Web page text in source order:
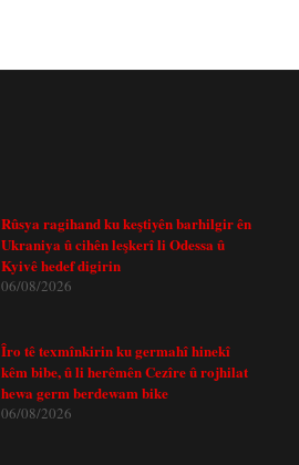
Rûsya ragihand ku keştiyên barhilgir ên
Ukraniya û cihên leşkerî li Odessa û
Kyivê hedef digirin
06/08/2026
Îro tê texmînkirin ku germahî hinekî
kêm bibe, û li herêmên Cezîre û rojhilat
hewa germ berdewam bike
06/08/2026